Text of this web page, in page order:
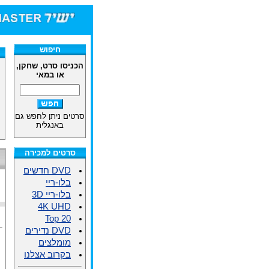
חיפוש
הכניסו סרט, שחקן,
או במאי
סרטים ניתן לחפש גם
באנגלית
סרטים למכירה
DVD חדשים
בלו-ריי
בלו-ריי 3D
4K UHD
Top 20
DVD נדירים
מומלצים
בקרוב אצלנו